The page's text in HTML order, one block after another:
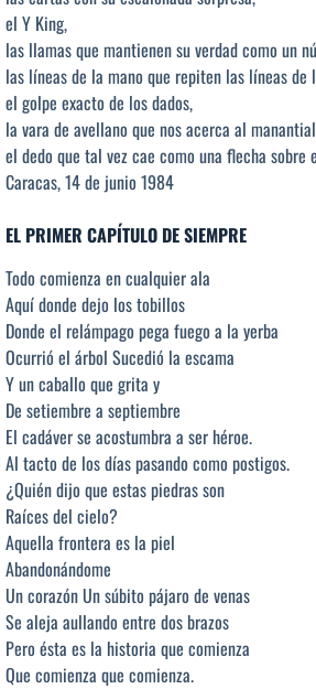
el Y King,
las llamas que mantienen su verdad como un
las líneas de la mano que repiten las líneas de
el golpe exacto de los dados,
la vara de avellano que nos acerca al
el dedo que tal vez cae como una flecha sobre
Caracas, 14 de junio 1984
EL PRIMER CAPÍTULO DE SIEMPRE
Todo comienza en cualquier ala
Aquí donde dejo los tobillos
Donde el relámpago pega fuego a la yerba
Ocurrió el árbol Sucedió la escama
Y un caballo que grita y
De setiembre a septiembre
El cadáver se acostumbra a ser héroe.
Al tacto de los días pasando como postigos.
¿Quién dijo que estas piedras son
Raíces del cielo?
Aquella frontera es la piel
Abandonándome
Un corazón Un súbito pájaro de venas
Se aleja aullando entre dos brazos
Pero ésta es la historia que comienza
Que comienza que comienza.